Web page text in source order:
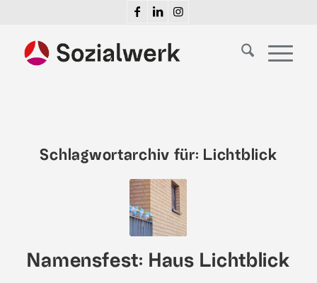
Schlagwortarchiv für: Lichtblick
Namensfest: Haus Lichtblick